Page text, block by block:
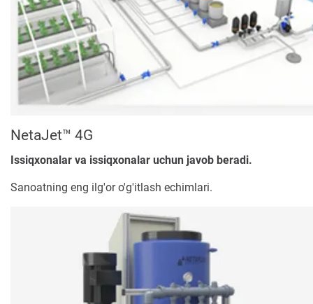
NetaJet™ 4G
Issiqxonalar va issiqxonalar uchun javob beradi.
Sanoatning eng ilg'or o'g'itlash echimlari.